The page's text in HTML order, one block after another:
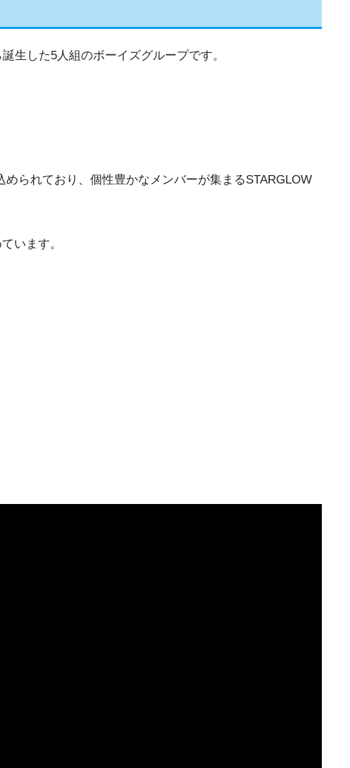
生した5人組のボーイズグループです。
められており、個性豊かなメンバーが集まるSTARGLOW
います。